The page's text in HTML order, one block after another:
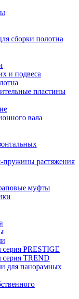
сборки полотна
и подвеса
пластины
вала
пружины растяжения
муфты
PRESTIGE
TREND
для панорамных